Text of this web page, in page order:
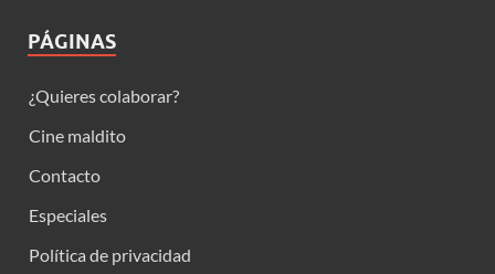
PÁGINAS
¿Quieres colaborar?
Cine maldito
Contacto
Especiales
Política de privacidad